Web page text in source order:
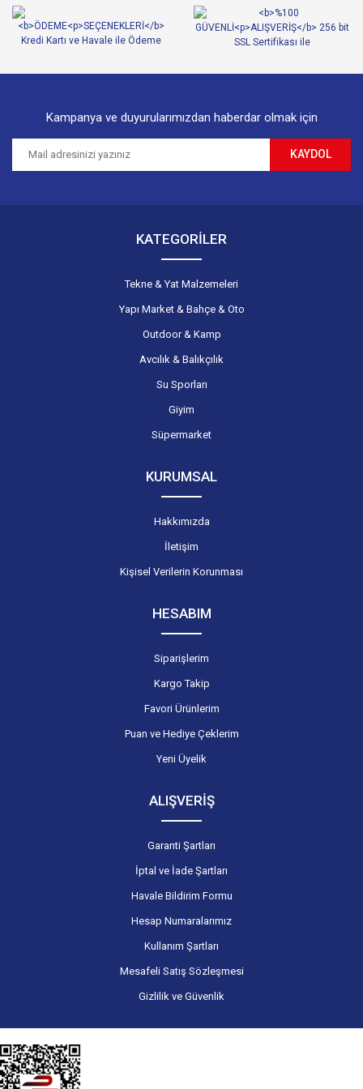
Ürün bilgilerinde hatalar bulunuyor.
Ürün fiyatı diğer sitelerden daha pahalı.
Gönder
Kampanya ve duyurularımızdan haberdar olmak için
KAYDOL
KATEGORİLER
Tekne & Yat Malzemeleri
Yapı Market & Bahçe & Oto
Outdoor & Kamp
Avcılık & Balıkçılık
Su Sporları
Giyim
Süpermarket
KURUMSAL
Hakkımızda
İletişim
Kişisel Verilerin Korunması
HESABIM
Siparişlerim
Kargo Takip
Favori Ürünlerim
Puan ve Hediye Çeklerim
Yeni Üyelik
ALIŞVERİŞ
Garanti Şartları
İptal ve İade Şartları
Havale Bildirim Formu
Hesap Numaralarımız
Kullanım Şartları
Mesafeli Satış Sözleşmesi
Gizlilik ve Güvenlik